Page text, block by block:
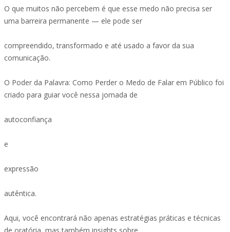
O que muitos não percebem é que esse medo não precisa ser
uma barreira permanente — ele pode ser
compreendido, transformado e até usado a favor da sua
comunicação.
O Poder da Palavra: Como Perder o Medo de Falar em Público foi
criado para guiar você nessa jornada de
autoconfiança
e
expressão
autêntica.
Aqui, você encontrará não apenas estratégias práticas e técnicas